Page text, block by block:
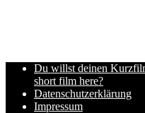
Du willst deinen
short film here?
Datenschutzerklärung
Impressum